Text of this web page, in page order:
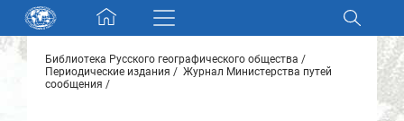
Skip navigation
Разделы и коллекции
Библиотека Русского географического общества
Периодические издания
Журнал Министерства путей
сообщения